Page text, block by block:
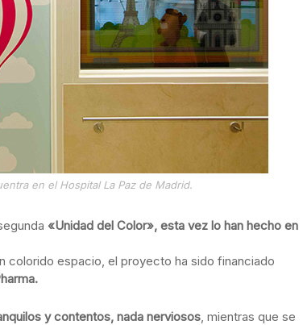
en el Hospital La Paz de Madrid.
«Unidad del Color», esta vez lo han hecho en
colorido espacio, el proyecto ha sido financiado
y contentos, nada nerviosos, mientras que se